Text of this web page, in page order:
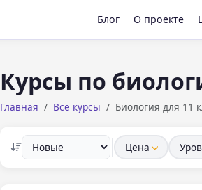
Блог О проекте
Курсы по
Главная Все курсы Биология для 11
Цена